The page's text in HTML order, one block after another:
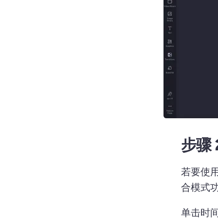
步骤
若要使
合模式
单击时